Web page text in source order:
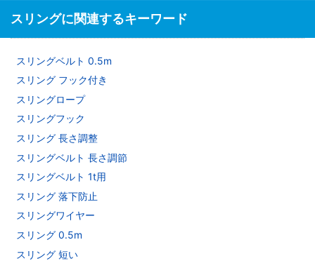
スリングに関連するキーワード
スリングベルト 0.5m
スリング フック付き
スリングロープ
スリングフック
スリング 長さ調整
スリングベルト 長さ調節
スリングベルト 1t用
スリング 落下防止
スリングワイヤー
スリング 0.5m
スリング 短い